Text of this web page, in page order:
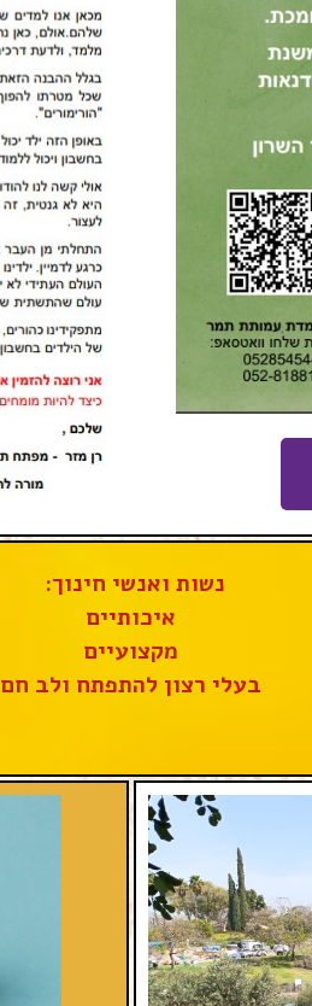
נשות ואנשי חינוך:
איכותיים
מקצועיים
בעלי רצון להתפתח ולב חם